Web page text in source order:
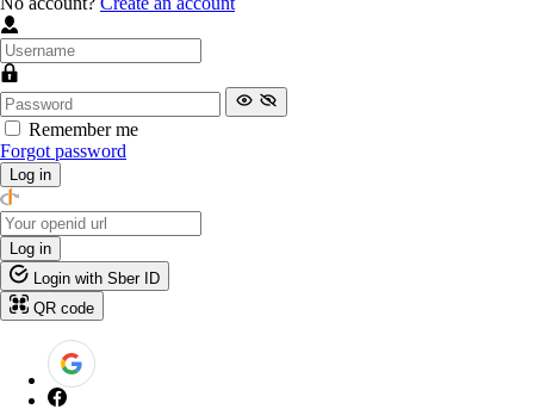
Remember me
Forgot password
Log in
Log in
Login with Sber ID
QR code